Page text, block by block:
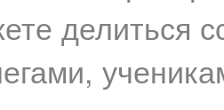
делиться